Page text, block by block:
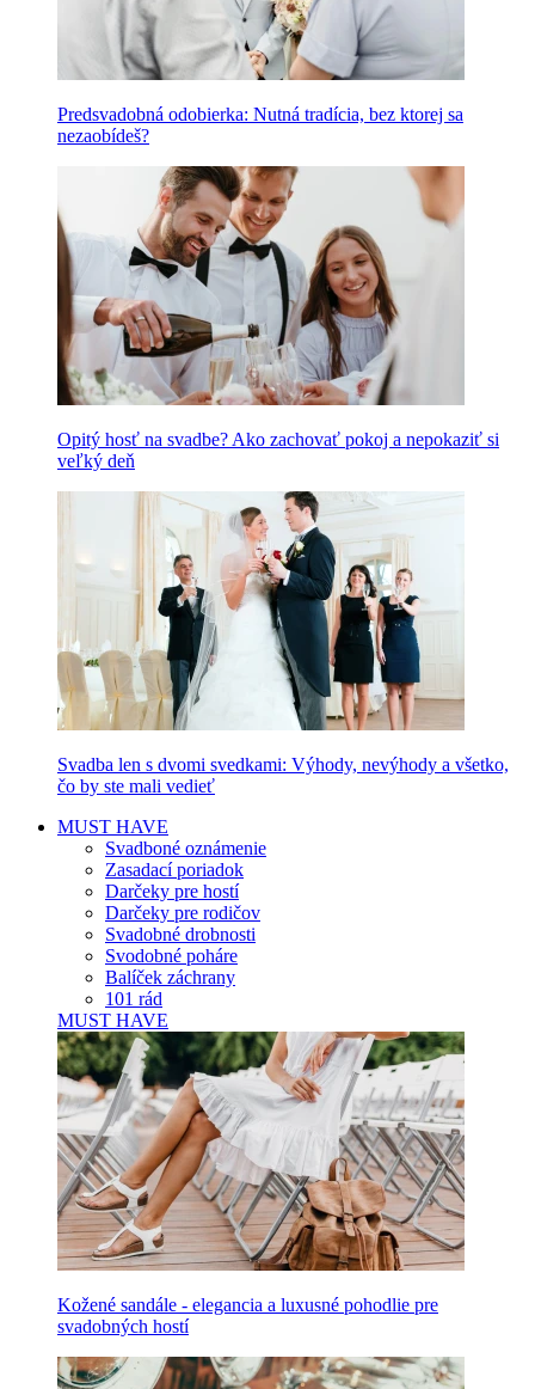
Predsvadobná odobierka: Nutná tradícia, bez ktorej sa
nezaobídeš?
Opitý hosť na svadbe? Ako zachovať pokoj a nepokaziť si
veľký deň
Svadba len s dvomi svedkami: Výhody, nevýhody a všetko,
čo by ste mali vedieť
MUST HAVE
Svadboné oznámenie
Zasadací poriadok
Darčeky pre hostí
Darčeky pre rodičov
Svadobné drobnosti
Svodobné poháre
Balíček záchrany
101 rád
MUST HAVE
Kožené sandále - elegancia a luxusné pohodlie pre
svadobných hostí